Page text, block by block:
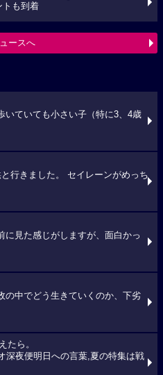
トも到着
ースへ
いていても小さい子（特に3、4歳
行きました。 セイレーンがめっち
に見た感じがしますが、面白かっ
の中でどう生きていくのか、下劣
たら。
深夜便明日への言葉,夏の特集は戦